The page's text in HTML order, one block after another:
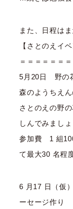
また、日程は
【さとのえイ
＝＝＝＝＝＝
5月20日 野の
森のようちえん
さとのえの野
しんでみましょ
参加費 1 組
て最大30 名程度
6 月17 日（仮
ーセージ作り